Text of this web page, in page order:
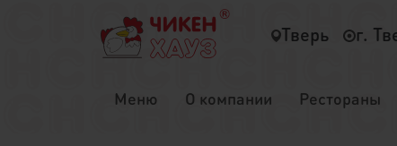
Тверь г.
Меню О компании Рестораны